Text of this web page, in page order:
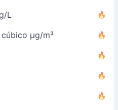
L
µg/m³